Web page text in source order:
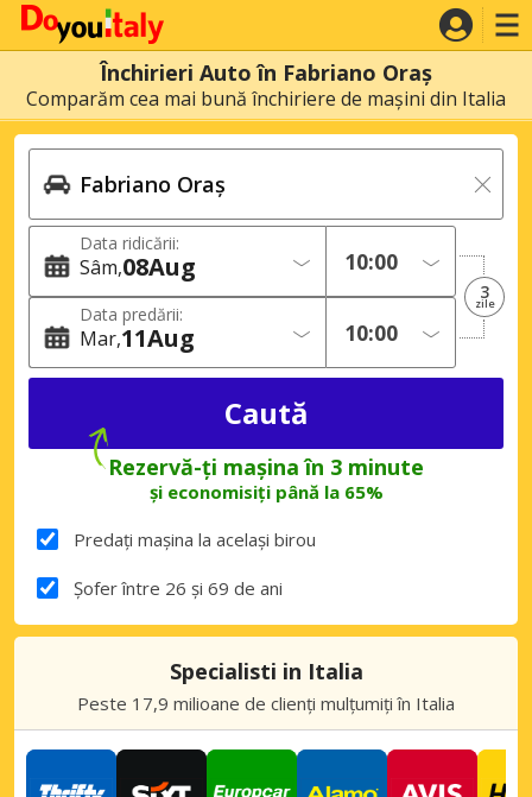
Închirieri Auto în Fabriano Oraș
Comparăm cea mai bună închiriere de mașini din Italia
Data ridicării:
Sâm 08Aug
Data predării:
Mar 11Aug
3
zile
Rezervă-ți mașina în 3 minute
și economisiți până la 65%
Predați mașina la același birou
Șofer între 26 și 69 de ani
Specialisti in Italia
Peste 17,9 milioane de clienți mulțumiți în Italia